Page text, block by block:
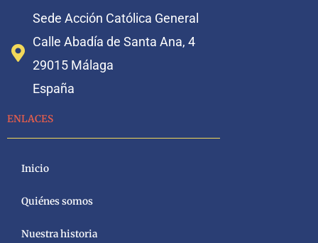
Sede Acción Católica General
Calle Abadía de Santa Ana, 4
29015 Málaga
España
ENLACES
Inicio
Quiénes somos
Nuestra historia